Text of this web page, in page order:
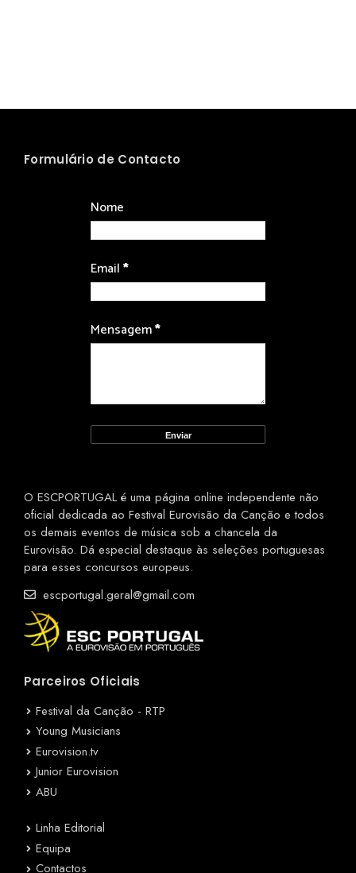
Formulário de Contacto
Nome
Email*
Mensagem*
O ESCPORTUGAL é uma página online independente não
oficial dedicada ao Festival Eurovisão da Canção e todos
os demais eventos de música sob a chancela da
Eurovisão. Dá especial destaque às seleções portuguesas
para esses concursos europeus.
escportugal.geral@gmail.com
Parceiros Oficiais
Festival da Canção - RTP
Young Musicians
Eurovision.tv
Junior Eurovision
ABU
Linha Editorial
Equipa
Contactos